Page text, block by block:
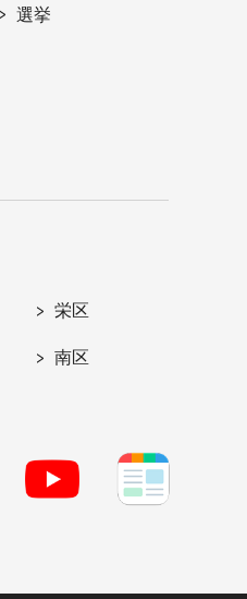
選挙
栄区
南区